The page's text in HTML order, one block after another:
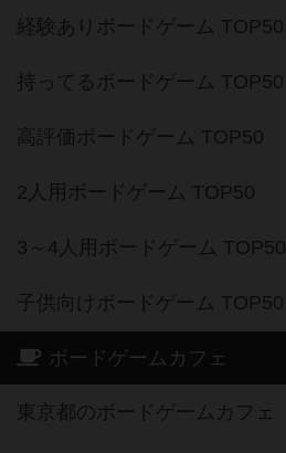
経験ありボードゲーム TOP50
持ってるボードゲーム TOP50
高評価ボードゲーム TOP50
2人用ボードゲーム TOP50
3～4人用ボードゲーム TOP50
子供向けボードゲーム TOP50
ボードゲームカフェ
東京都のボードゲームカフェ